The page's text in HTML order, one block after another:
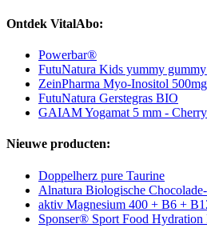
Ontdek VitalAbo:
Powerbar®
FutuNatura Kids yummy
ZeinPharma Myo-Inositol 500mg
FutuNatura Gerstegras BIO
GAIAM Yogamat 5 mm -
Nieuwe producten:
Doppelherz pure Taurine
Alnatura Biologische
aktiv Magnesium 400 + B6 +
Sponser® Sport Food Hydration